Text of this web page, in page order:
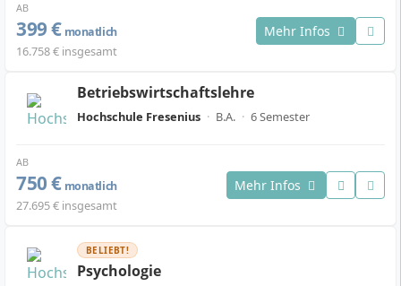
AB
399 € monatlich
16.758 € insgesamt
Mehr Infos
Betriebswirtschaftslehre
Hochschule Fresenius · B.A. · 6 Semester
AB
750 € monatlich
27.695 € insgesamt
Mehr Infos
BELIEBT!
Psychologie